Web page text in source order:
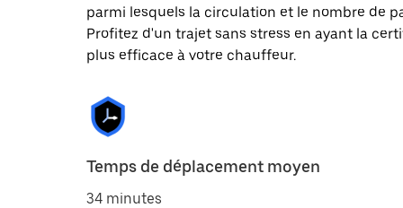
parmi lesquels la circulation et le nombre de
Profitez d'un trajet sans stress en ayant la
plus efficace à votre chauffeur.
Temps de déplacement moyen
34 minutes